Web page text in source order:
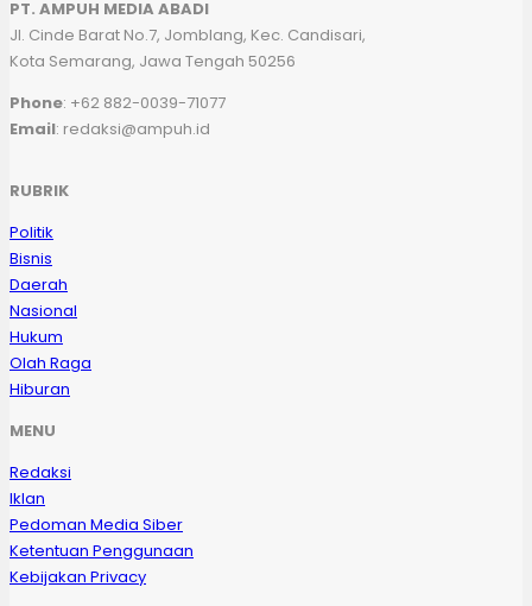
PT. AMPUH MEDIA ABADI
Jl. Cinde Barat No.7, Jomblang, Kec. Candisari,
Kota Semarang, Jawa Tengah 50256
Phone: +62 882-0039-71077
Email: redaksi@ampuh.id
RUBRIK
Politik
Bisnis
Daerah
Nasional
Hukum
Olah Raga
Hiburan
MENU
Redaksi
Iklan
Pedoman Media Siber
Ketentuan Penggunaan
Kebijakan Privacy